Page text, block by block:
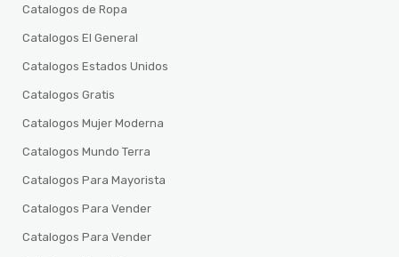
Catalogos de Ropa
Catalogos El General
Catalogos Estados Unidos
Catalogos Gratis
Catalogos Mujer Moderna
Catalogos Mundo Terra
Catalogos Para Mayorista
Catalogos Para Vender
Catalogos Para Vender